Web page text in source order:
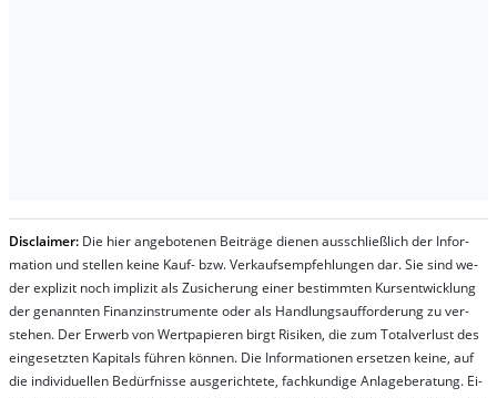
Dis­clai­mer: Die hier an­ge­bo­te­nen Bei­trä­ge die­nen aus­schließ­lich der In­for­
ma­t­ion und stel­len kei­ne Kauf- bzw. Ver­kaufs­em­pfeh­lung­en dar. Sie sind we­
der ex­pli­zit noch im­pli­zit als Zu­sich­er­ung ei­ner be­stim­mt­en Kurs­ent­wick­lung
der ge­nan­nt­en Fi­nanz­in­stru­men­te oder als Handl­ungs­auf­for­der­ung zu ver­
steh­en. Der Er­werb von Wert­pa­pier­en birgt Ri­si­ken, die zum To­tal­ver­lust des
ein­ge­setz­ten Ka­pi­tals füh­ren kön­nen. Die In­for­ma­tion­en er­setz­en kei­ne, auf
die in­di­vi­du­el­len Be­dür­fnis­se aus­ge­rich­te­te, fach­kun­di­ge An­la­ge­be­ra­tung. Ei­